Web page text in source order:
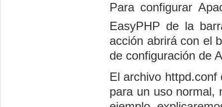
Para configurar
EasyPHP de la
acción abrirá con el
de configuración de
El archivo
para un uso normal,